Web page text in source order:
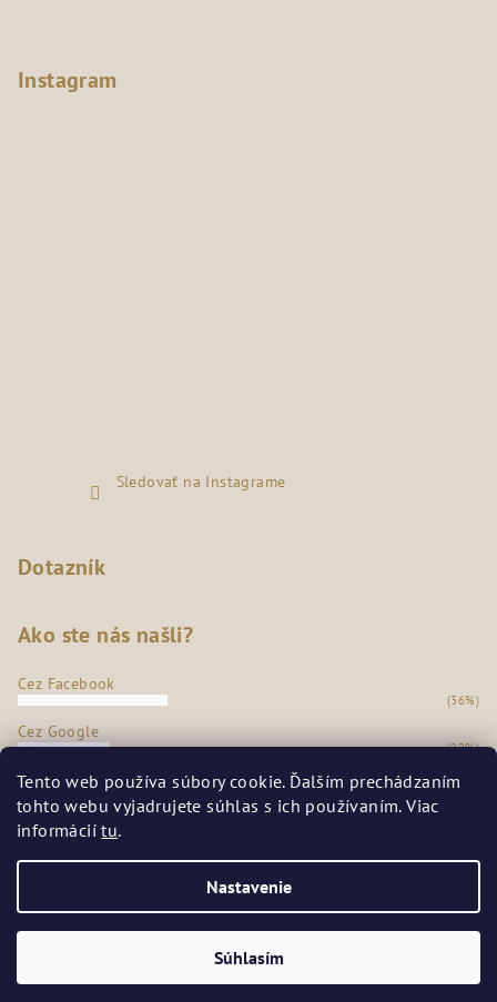
Tento web používa súbory cookie. Ďalším prechádzaním
tohto webu vyjadrujete súhlas s ich používaním. Viac
informáciítu.
Nastavenie
Súhlasím
Instagram
Sledovať na Instagrame
Dotazník
Ako ste nás našli?
Cez Facebook
(36%)
Cez Google
(22%)
Z našej predajne
Odporúčanie známych
Vytvoril Shoptet Premium